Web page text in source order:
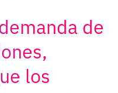
de
los